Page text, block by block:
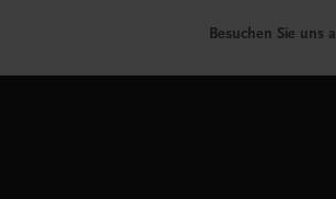
Besuchen Sie uns